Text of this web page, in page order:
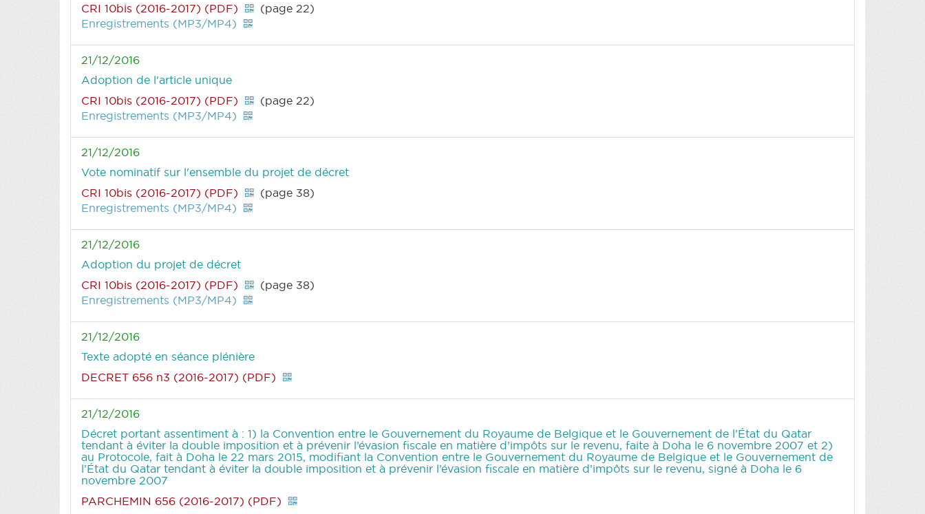
CRI 10bis (2016-2017) (PDF)
(page 22)
Enregistrements (MP3/MP4)
21/12/2016
Adoption de l'article unique
CRI 10bis (2016-2017) (PDF)
(page 22)
Enregistrements (MP3/MP4)
21/12/2016
Vote nominatif sur l'ensemble du projet de décret
CRI 10bis (2016-2017) (PDF)
(page 38)
Enregistrements (MP3/MP4)
21/12/2016
Adoption du projet de décret
CRI 10bis (2016-2017) (PDF)
(page 38)
Enregistrements (MP3/MP4)
21/12/2016
Texte adopté en séance plénière
DECRET 656 n3 (2016-2017) (PDF)
21/12/2016
Décret portant assentiment à : 1) la Convention entre le Gouvernement du Royaume de Belgique et le Gouvernement de l’État du Qatar
tendant à éviter la double imposition et à prévenir l’évasion fiscale en matière d’impôts sur le revenu, faite à Doha le 6 novembre 2007 et 2)
au Protocole, fait à Doha le 22 mars 2015, modifiant la Convention entre le Gouvernement du Royaume de Belgique et le Gouvernement de
l’État du Qatar tendant à éviter la double imposition et à prévenir l’évasion fiscale en matière d’impôts sur le revenu, signé à Doha le 6
novembre 2007
PARCHEMIN 656 (2016-2017) (PDF)